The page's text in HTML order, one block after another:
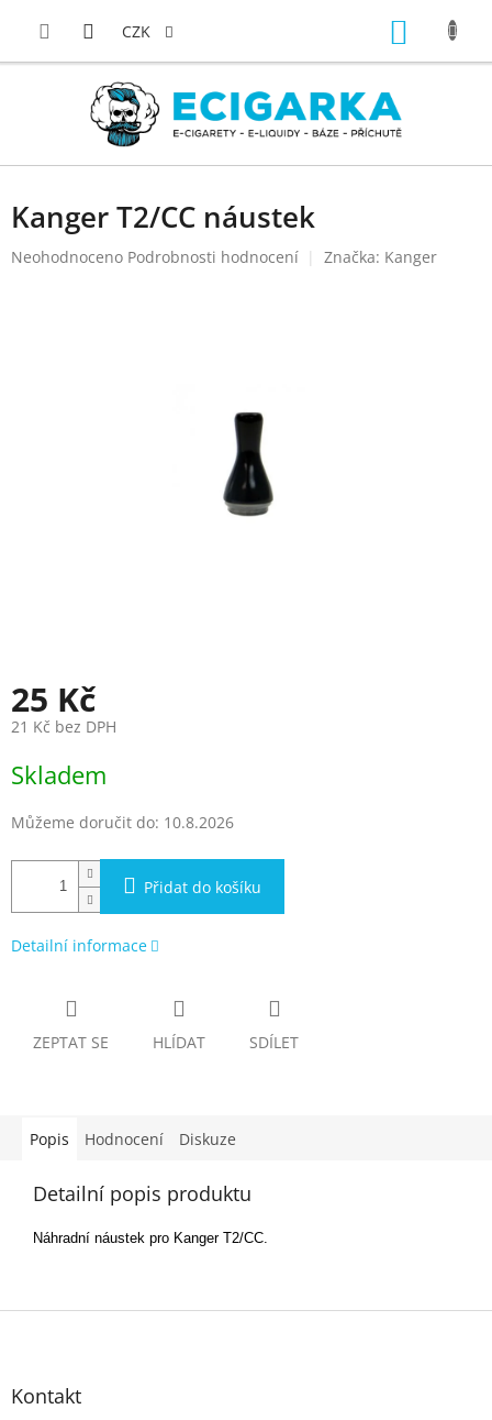
CZK
Kanger T2/CC náustek
Průměrné
Neohodnoceno Podrobnosti hodnocení Značka: Kanger
25 Kč
21 Kč bez DPH
cena:
Skladem
Můžeme doručit do: 10.8.2026
Přidat do košíku
Detailní informace
ZEPTAT SE HLÍDAT SDÍLET
Popis Hodnocení Diskuze
Detailní popis produktu
Náhradní náustek pro Kanger T2/CC.
Kontakt